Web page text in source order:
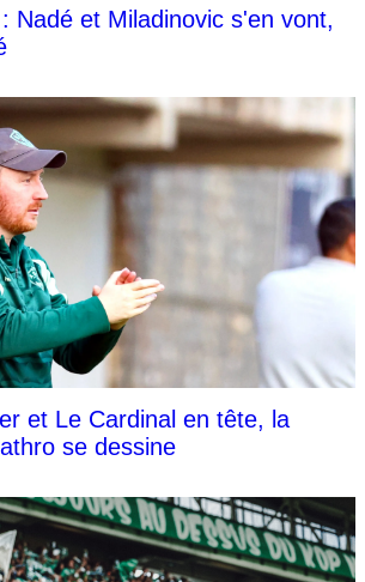
Nadé et Miladinovic s'en vont,
et Le Cardinal en tête, la
se dessine